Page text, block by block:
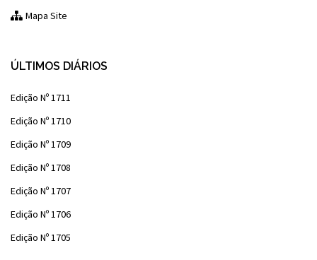
Mapa Site
ÚLTIMOS DIÁRIOS
Edição Nº 1711
Edição Nº 1710
Edição Nº 1709
Edição Nº 1708
Edição Nº 1707
Edição Nº 1706
Edição Nº 1705